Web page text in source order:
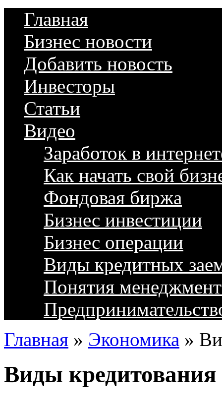
Главная
Бизнес новости
Добавить новость
Инвесторы
Статьи
Видео
Заработок в
Как начать свой
Фондовая биржа
Бизнес инвестиции
Бизнес операции
Виды кредитных
Понятия
Главная » Экономика »
Виды кредитования